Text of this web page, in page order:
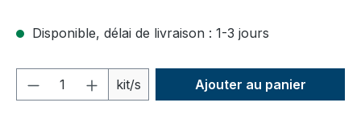
Disponible, délai de livraison : 1-3 jours
Quantité de produit : Entrez la
kit/s Ajouter au panier